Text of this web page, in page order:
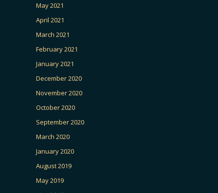
May 2021
April 2021
March 2021
February 2021
January 2021
December 2020
November 2020
October 2020
September 2020
March 2020
January 2020
August 2019
May 2019